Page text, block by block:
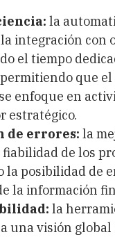
la
integración con
el tiempo
que
enfoque en
estratégico.
de errores: la
de los
la posibilidad de
la información
la
una visión global